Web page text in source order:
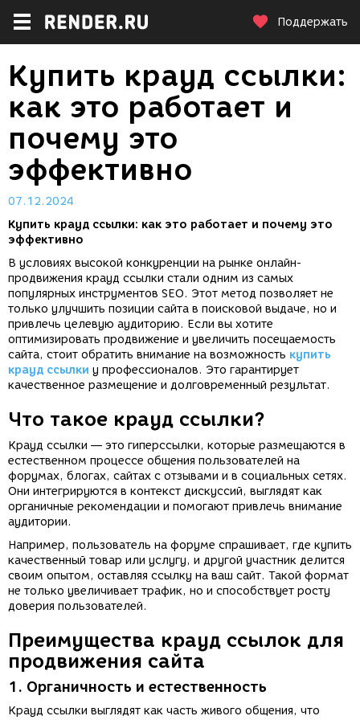
Поддержать
Купить крауд ссылки:
как это работает и
почему это
эффективно
07.12.2024
Купить крауд ссылки: как это работает и почему это
эффективно
В условиях высокой конкуренции на рынке онлайн-
продвижения крауд ссылки стали одним из самых
популярных инструментов SEO. Этот метод позволяет не
только улучшить позиции сайта в поисковой выдаче, но и
привлечь целевую аудиторию. Если вы хотите
оптимизировать продвижение и увеличить посещаемость
сайта, стоит обратить внимание на возможность купить
крауд ссылки у профессионалов. Это гарантирует
качественное размещение и долговременный результат.
Что такое крауд ссылки?
Крауд ссылки — это гиперссылки, которые размещаются в
естественном процессе общения пользователей на
форумах, блогах, сайтах с отзывами и в социальных сетях.
Они интегрируются в контекст дискуссий, выглядят как
органичные рекомендации и помогают привлечь внимание
аудитории.
Например, пользователь на форуме спрашивает, где купить
качественный товар или услугу, и другой участник делится
своим опытом, оставляя ссылку на ваш сайт. Такой формат
не только увеличивает трафик, но и способствует росту
доверия пользователей.
Преимущества крауд ссылок для
продвижения сайта
1. Органичность и естественность
Крауд ссылки выглядят как часть живого общения, что